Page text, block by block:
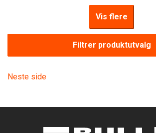
Vis flere
Filtrer produktutvalg
Neste side